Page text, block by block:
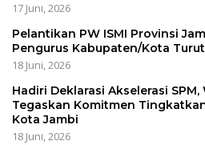
17 Juni, 2026
Pelantikan PW ISMI Provinsi
Pengurus Kabupaten/Kota
18 Juni, 2026
Hadiri Deklarasi Akselerasi
Tegaskan Komitmen
Kota Jambi
18 Juni, 2026